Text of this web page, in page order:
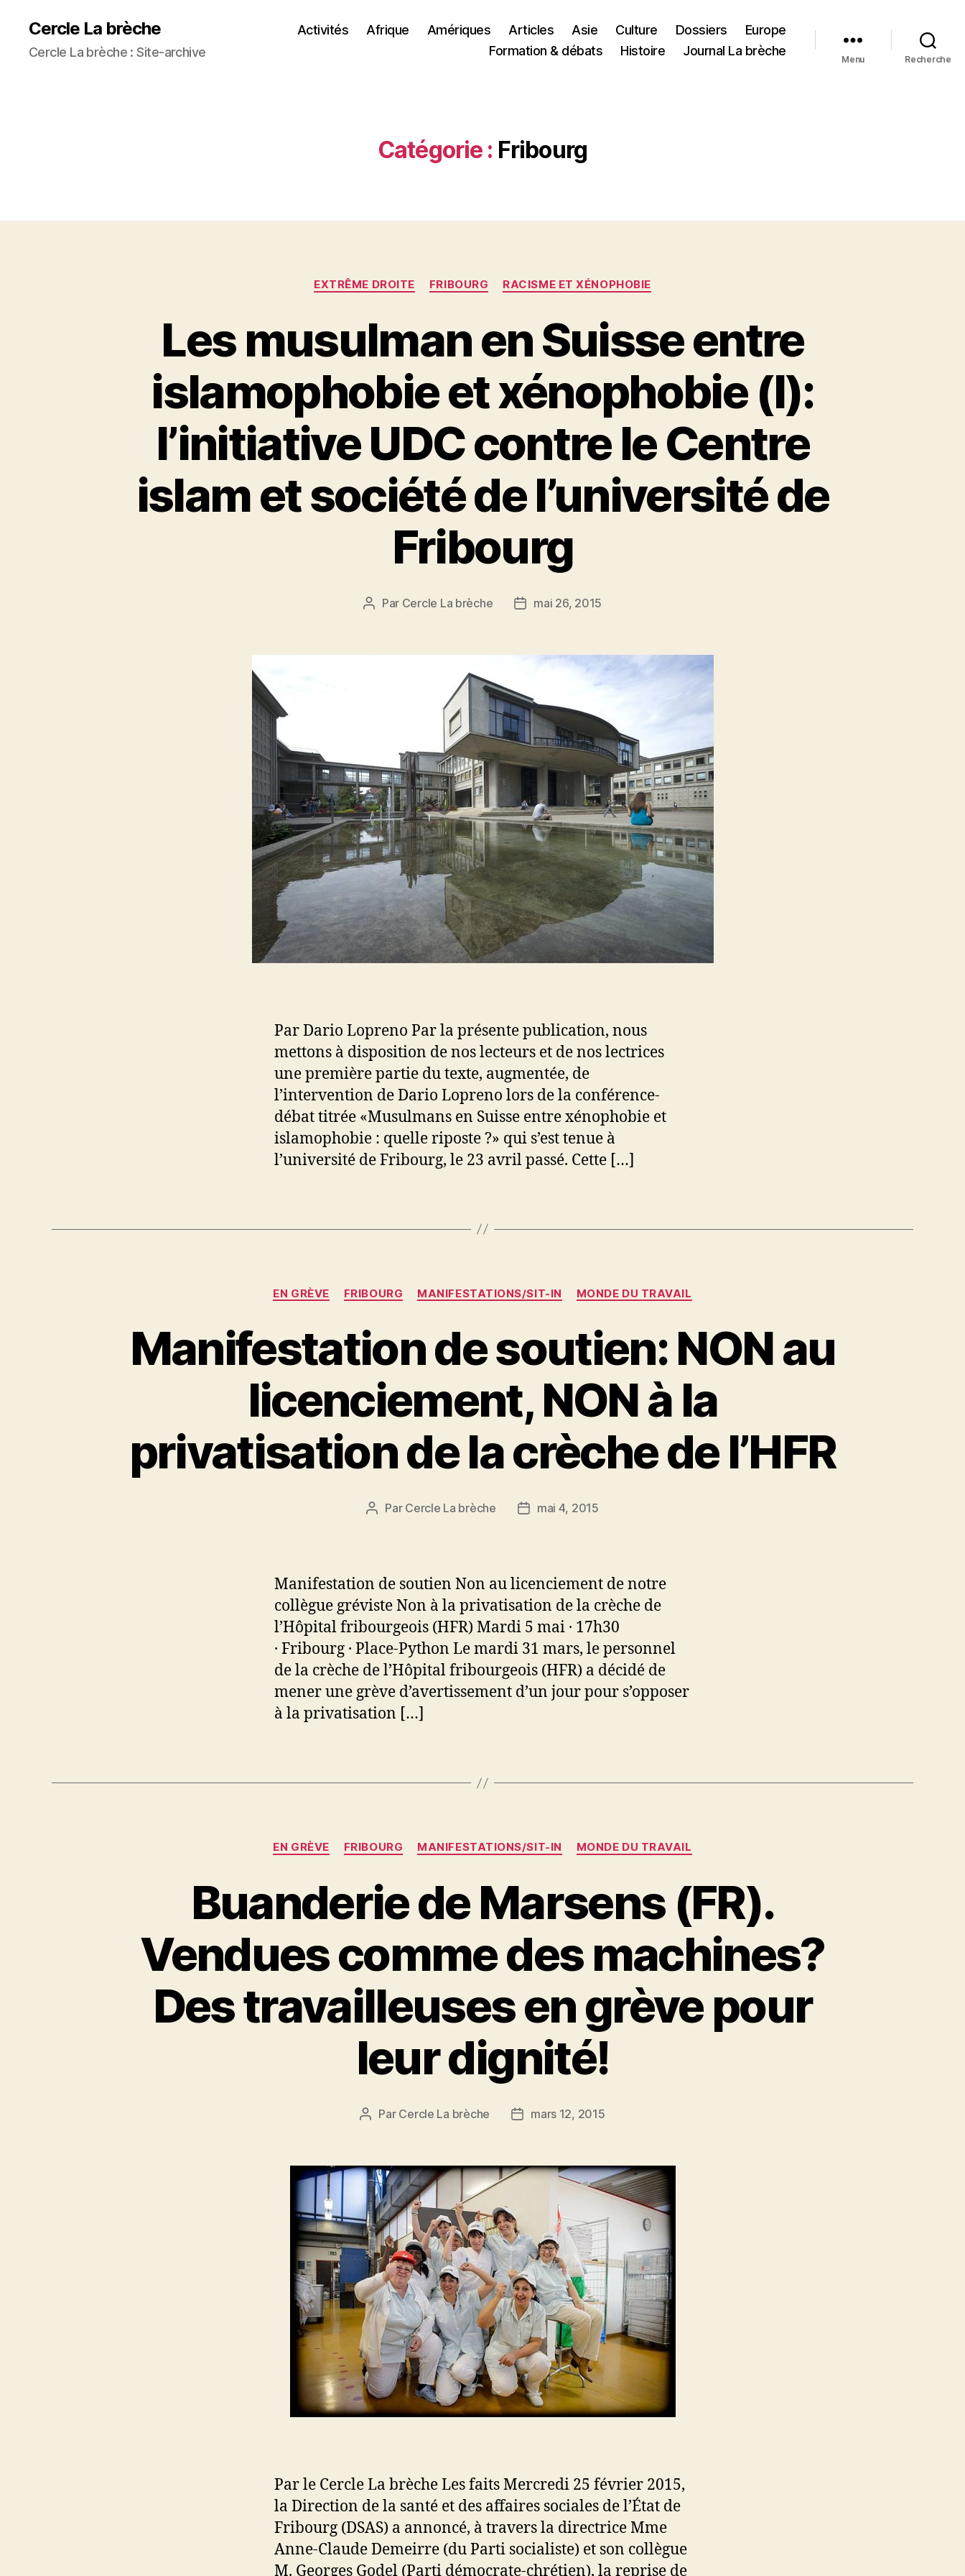
Cercle La brèche
Cercle La brèche : Site-archive
Activités Afrique Amériques Articles Asie Culture Dossiers
Europe
Formation & débats
Histoire Journal La brèche
Menu Recherche
Catégorie : Fribourg
Catégories
EXTRÊME DROITE FRIBOURG RACISME ET XÉNOPHOBIE
Les musulman en Suisse entre
islamophobie et xénophobie (I):
l’initiative UDC contre le Centre
islam et société de l’université de
Fribourg
Auteur
Par Cercle La brèche
Datemai 26, 2015
Par Dario Lopreno Par la présente publication, nous
mettons à disposition de nos lecteurs et de nos lectrices
une première partie du texte, augmentée, de
l’intervention de Dario Lopreno lors de la conférence-
débat titrée «Musulmans en Suisse entre xénophobie et
islamophobie : quelle riposte ?» qui s’est tenue à
l’université de Fribourg, le 23 avril passé. Cette […]
Catégories
EN GRÈVE FRIBOURG MANIFESTATIONS/SIT-IN MONDE DU TRAVAIL
Manifestation de soutien: NON au
licenciement, NON à la
privatisation de la crèche de l’HFR
Auteur
Par Cercle La brèche
Datemai 4, 2015
Manifestation de soutien Non au licenciement de notre
collègue gréviste Non à la privatisation de la crèche de
l’Hôpital fribourgeois (HFR) Mardi 5 mai · 17h30
· Fribourg · Place-Python Le mardi 31 mars, le personnel
de la crèche de l’Hôpital fribourgeois (HFR) a décidé de
mener une grève d’avertissement d’un jour pour s’opposer
à la privatisation […]
Catégories
EN GRÈVE FRIBOURG MANIFESTATIONS/SIT-IN MONDE DU TRAVAIL
Buanderie de Marsens (FR).
Vendues comme des machines?
Des travailleuses en grève pour
leur dignité!
Auteur
Par Cercle La brèche
Datemars 12, 2015
Par le Cercle La brèche Les faits Mercredi 25 février 2015,
la Direction de la santé et des affaires sociales de l’État de
Fribourg (DSAS) a annoncé, à travers la directrice Mme
Anne-Claude Demeirre (du Parti socialiste) et son collègue
M. Georges Godel (Parti démocrate-chrétien), la reprise de